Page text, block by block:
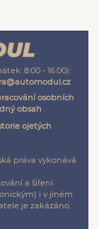
8:00 - 16:00):
osobních
obsah
ojetých
práva vykonává
a šíření
i v jiném
je zakázáno.